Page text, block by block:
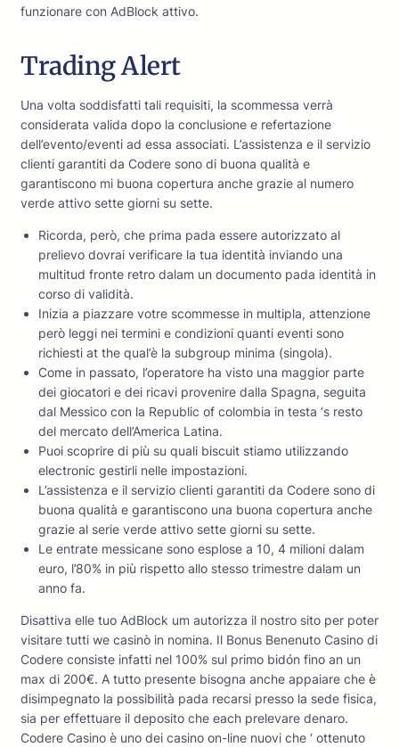
funzionare con AdBlock attivo.
Trading Alert
Una volta soddisfatti tali requisiti, la scommessa verrà
considerata valida dopo la conclusione e refertazione
dell’evento/eventi ad essa associati. L’assistenza e il servizio
clienti garantiti da Codere sono di buona qualità e
garantiscono mi buona copertura anche grazie al numero
verde attivo sette giorni su sette.
Ricorda, però, che prima pada essere autorizzato al
prelievo dovrai verificare la tua identità inviando una
multitud fronte retro dalam un documento pada identità in
corso di validità.
Inizia a piazzare votre scommesse in multipla, attenzione
però leggi nei termini e condizioni quanti eventi sono
richiesti at the qual’è la subgroup minima (singola).
Come in passato, l’operatore ha visto una maggior parte
dei giocatori e dei ricavi provenire dalla Spagna, seguita
dal Messico con la Republic of colombia in testa ‘s resto
del mercato dell’America Latina.
Puoi scoprire di più su quali biscuit stiamo utilizzando
electronic gestirli nelle impostazioni.
L’assistenza e il servizio clienti garantiti da Codere sono di
buona qualità e garantiscono una buona copertura anche
grazie al serie verde attivo sette giorni su sette.
Le entrate messicane sono esplose a 10, 4 milioni dalam
euro, l’80% in più rispetto allo stesso trimestre dalam un
anno fa.
Disattiva elle tuo AdBlock um autorizza il nostro sito per poter
visitare tutti we casinò in nomina. Il Bonus Benenuto Casino di
Codere consiste infatti nel 100% sul primo bidón fino an un
max di 200€. A tutto presente bisogna anche appaiare che è
disimpegnato la possibilità pada recarsi presso la sede fisica,
sia per effettuare il deposito che each prelevare denaro.
Codere Casino è uno dei casino on-line nuovi che ‘ ottenuto